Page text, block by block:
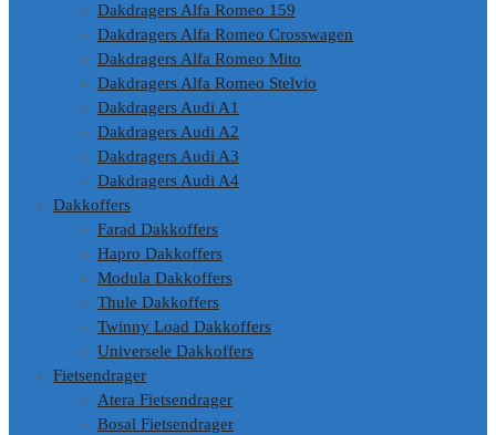
Dakdragers Alfa Romeo 159
Dakdragers Alfa Romeo Crosswagen
Dakdragers Alfa Romeo Mito
Dakdragers Alfa Romeo Stelvio
Dakdragers Audi A1
Dakdragers Audi A2
Dakdragers Audi A3
Dakdragers Audi A4
Dakkoffers
Farad Dakkoffers
Hapro Dakkoffers
Modula Dakkoffers
Thule Dakkoffers
Twinny Load Dakkoffers
Universele Dakkoffers
Fietsendrager
Atera Fietsendrager
Bosal Fietsendrager